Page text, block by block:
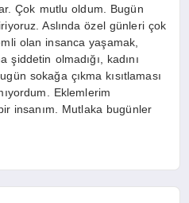
Çok mutlu oldum. Bugün
Aslında özel günleri çok
olan insanca yaşamak,
şiddetin olmadığı, kadını
sokağa çıkma kısıtlaması
Eklemlerim
insanım. Mutlaka bugünler